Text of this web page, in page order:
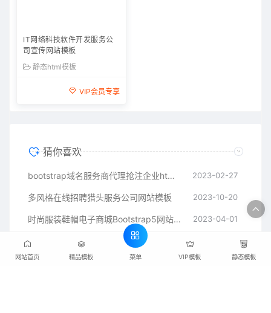
IT网络科技软件开发服务公
司宣传网站模板
静态html模板
VIP会员专享
猜你喜欢
bootstrap域名服务商代理抢注企业html网站模板 2023-02-27
多风格在线招聘猎头服务公司网站模板 2023-10-20
时尚服装鞋帽电子商城Bootstrap5网站模板 2023-04-01
2023-07-28
ui设计公司响应式html静态网页模板 2023-02-10
网站首页 精品模板 菜单 VIP模板 静态模板